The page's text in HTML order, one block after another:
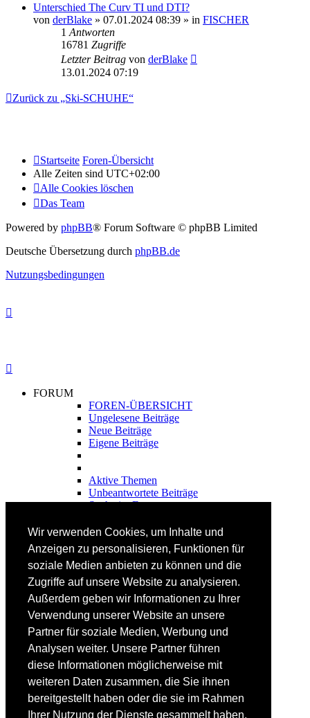
Wir verwenden Cookies, um Inhalte und
Anzeigen zu personalisieren, Funktionen für
soziale Medien anbieten zu können und die
Zugriffe auf unsere Website zu analysieren.
Außerdem geben wir Informationen zu Ihrer
Verwendung unserer Website an unsere
Partner für soziale Medien, Werbung und
Analysen weiter. Unsere Partner führen
diese Informationen möglicherweise mit
weiteren Daten zusammen, die Sie ihnen
bereitgestellt haben oder die sie im Rahmen
Ihrer Nutzung der Dienste gesammelt haben.
Unterschied The Curv TI und DTI?
von derBlake » 07.01.2024 08:39 » in FISCHER
1 Antworten
16781 Zugriffe
Letzter Beitrag von derBlake
13.01.2024 07:19
Zurück zu „Ski-SCHUHE“
Startseite Foren-Übersicht
Alle Zeiten sind UTC+02:00
Alle Cookies löschen
Das Team
Powered by phpBB® Forum Software © phpBB Limited
Deutsche Übersetzung durch phpBB.de
Nutzungsbedingungen
FORUM
FOREN-ÜBERSICHT
Ungelesene Beiträge
Neue Beiträge
Eigene Beiträge
Aktive Themen
Unbeantwortete Beiträge
Suche im Forum
FAHRTECHNIK
Fortgeschrittene
Lehrplan
Videoanalyse
SKI
SKITEST
Ski-FAQ
Tipps Ski-Kauf
Ski-Typen
Skishops
EQUIPMENT
Skibekleidung